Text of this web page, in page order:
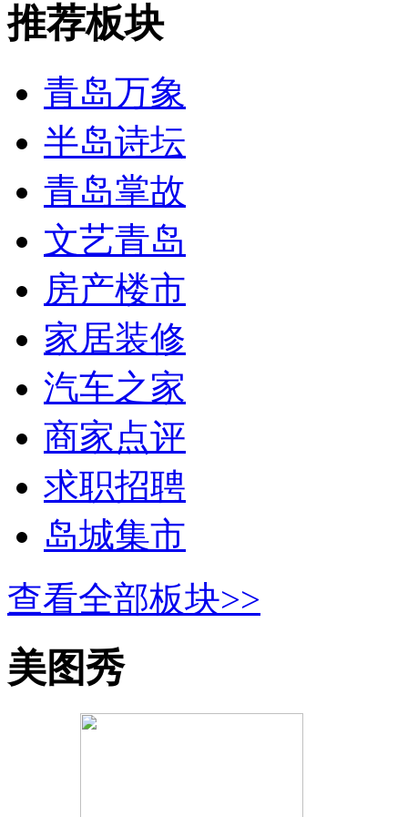
推荐板块
青岛万象
半岛诗坛
青岛掌故
文艺青岛
房产楼市
家居装修
汽车之家
商家点评
求职招聘
岛城集市
查看全部板块>>
美图秀